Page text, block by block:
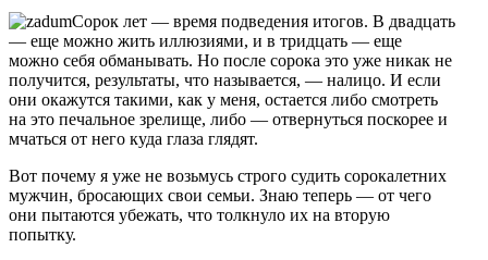
Сорок лет — время подведения итогов. В двадцать
— еще можно жить иллюзиями, и в тридцать — еще
можно себя обманывать. Но после сорока это уже никак не
получится, результаты, что называется, — налицо. И если
они окажутся такими, как у меня, остается либо смотреть
на это печальное зрелище, либо — отвернуться поскорее и
мчаться от него куда глаза глядят.
Вот почему я уже не возьмусь строго судить сорокалетних
мужчин, бросающих свои семьи. Знаю теперь — от чего
они пытаются убежать, что толкнуло их на вторую
попытку.